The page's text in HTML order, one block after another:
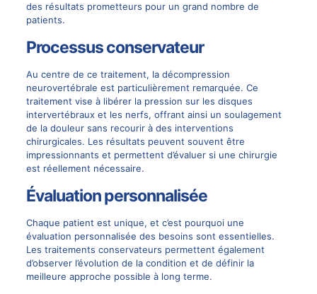
des résultats prometteurs pour un grand nombre de
patients.
Processus conservateur
Au centre de ce traitement, la décompression
neurovertébrale est particulièrement remarquée. Ce
traitement vise à libérer la pression sur les disques
intervertébraux et les nerfs, offrant ainsi un soulagement
de la douleur sans recourir à des interventions
chirurgicales. Les résultats peuvent souvent être
impressionnants et permettent d’évaluer si une chirurgie
est réellement nécessaire.
Évaluation personnalisée
Chaque patient est unique, et c’est pourquoi une
évaluation personnalisée des besoins sont essentielles.
Les traitements conservateurs permettent également
d’observer l’évolution de la condition et de définir la
meilleure approche possible à long terme.